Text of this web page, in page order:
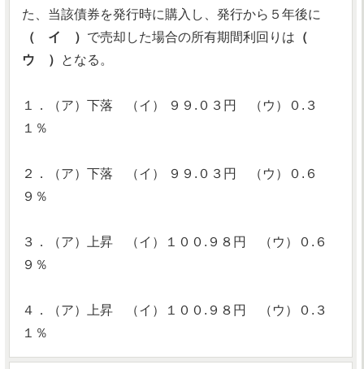
た、当該債券を発行時に購入し、発行から５年後に
（ イ ） で売却した場合の所有期間利回りは （
ウ ）
となる。
１．（ア）下落 （イ） ９９.０３円 （ウ）０.３
１％
２．（ア）下落 （イ） ９９.０３円 （ウ）０.６
９％
３．（ア）上昇 （イ）１００.９８円 （ウ）０.６
９％
４．（ア）上昇 （イ）１００.９８円 （ウ）０.３
１％